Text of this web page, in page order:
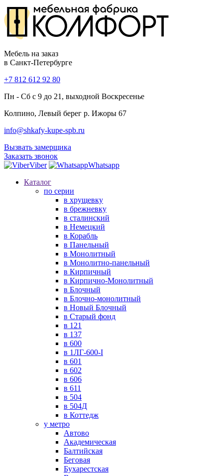
Мебель на заказ
в Санкт-Петербурге
+7 812 612 92 80
Пн - Сб с 9 до 21, выходной Воскресенье
Колпино, Левый берег р. Ижоры 67
info@shkafy-kupe-spb.ru
Вызвать замерщика
Заказать звонок
Viber
Whatsapp
Каталог
по серии
в хрущевку
в брежневку
в сталинский
в Немецкий
в Корабль
в Панельный
в Монолитный
в Монолитно-панельный
в Кирпичный
в Кирпично-Монолитный
в Блочный
в Блочно-монолитный
в Новый Блочный
в Старый фонд
в 121
в 137
в 600
в 1ЛГ-600-I
в 601
в 602
в 606
в 611
в 504
в 504Д
в Коттедж
у метро
Автово
Академическая
Балтийская
Беговая
Бухарестская